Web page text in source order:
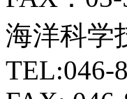
海洋科
TEL:046-